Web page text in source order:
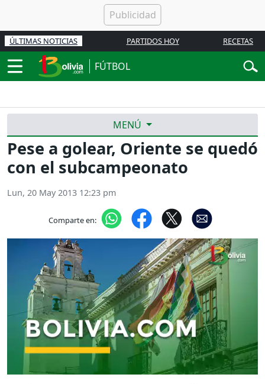
ÚLTIMAS NOTICIAS PARTIDOS HOY RECETAS
FÚTBOL
MENÚ
Pese a golear, Oriente se quedó
con el subcampeonato
Lun, 20 May 2013 12:23 pm
Comparte en: